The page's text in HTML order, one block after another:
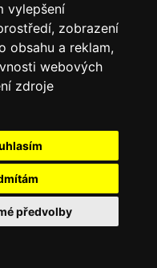
vylepšení
zobrazení
obsahu a reklam,
webových
zdroje
předvolby
hradeckým
za účast a těšíme